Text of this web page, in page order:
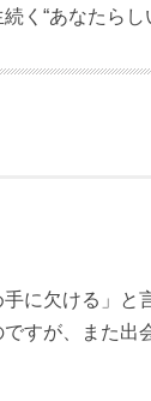
く“あなたらし
に欠ける」と
すが、また出